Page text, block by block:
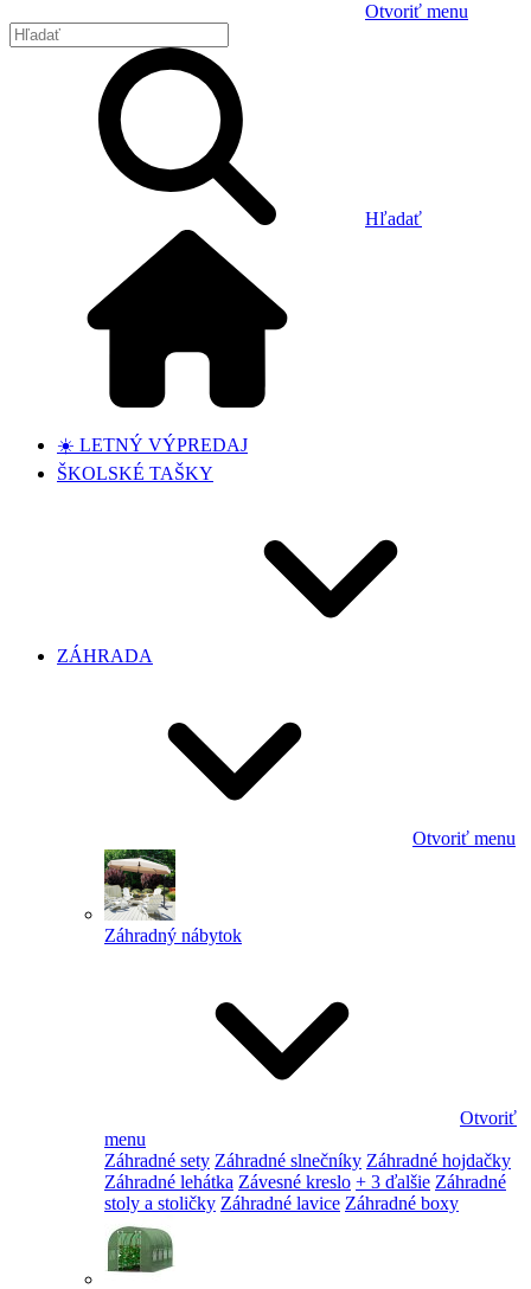
Otvoriť menu
Hľadať
☀️ LETNÝ VÝPREDAJ
ŠKOLSKÉ TAŠKY
ZÁHRADA
Otvoriť menu
Záhradný nábytok
Otvoriť
menu
Záhradné sety Záhradné slnečníky Záhradné hojdačky
Záhradné lehátka Závesné kreslo + 3 ďalšie Záhradné
stoly a stoličky Záhradné lavice Záhradné boxy